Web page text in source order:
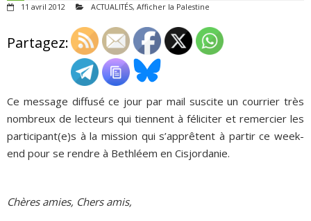
QUI SOMMES-NOUS ?
ADHÉSIONS, DONS, CONTACT
11 avril 2012 ACTUALITÉS, Afficher la Palestine
Partagez:
Ce message diffusé ce jour par mail suscite un courrier très
nombreux de lecteurs qui tiennent à féliciter et remercier les
participant(e)s à la mission qui s’apprêtent à partir ce week-
end pour se rendre à Bethléem en Cisjordanie.
Chères amies, Chers amis,